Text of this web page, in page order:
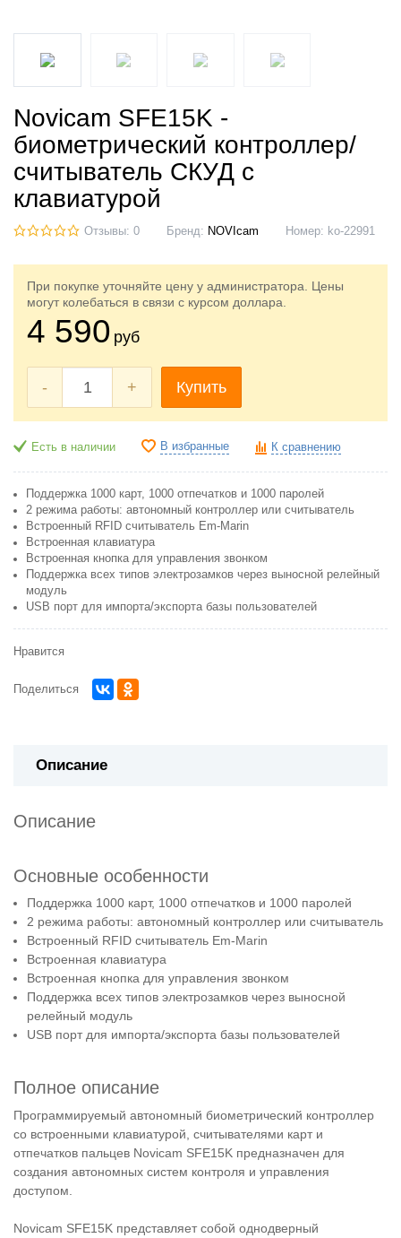
Novicam SFE15K -
биометрический контроллер/
считыватель СКУД с
клавиатурой
Отзывы: 0 Бренд: NOVIcam Номер: ko-22991
При покупке уточняйте цену у администратора. Цены
могут колебаться в связи с курсом доллара.
4 590 руб
- + Купить
Есть в наличии В избранные К сравнению
Поддержка 1000 карт, 1000 отпечатков и 1000 паролей
2 режима работы: автономный контроллер или считыватель
Встроенный RFID считыватель Em-Marin
Встроенная клавиатура
Встроенная кнопка для управления звонком
Поддержка всех типов электрозамков через выносной релейный
модуль
USB порт для импорта/экспорта базы пользователей
Нравится
Поделиться
Описание
Описание
Основные особенности
Поддержка 1000 карт, 1000 отпечатков и 1000 паролей
2 режима работы: автономный контроллер или считыватель
Встроенный RFID считыватель Em-Marin
Встроенная клавиатура
Встроенная кнопка для управления звонком
Поддержка всех типов электрозамков через выносной
релейный модуль
USB порт для импорта/экспорта базы пользователей
Полное описание
Программируемый автономный биометрический контроллер
со встроенными клавиатурой, считывателями карт и
отпечатков пальцев Novicam SFE15K предназначен для
создания автономных систем контроля и управления
доступом.
Novicam SFE15K представляет собой однодверный